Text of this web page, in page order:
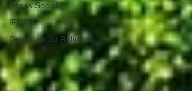
Obras Sociais
IFSJBr
Organização Religiosa